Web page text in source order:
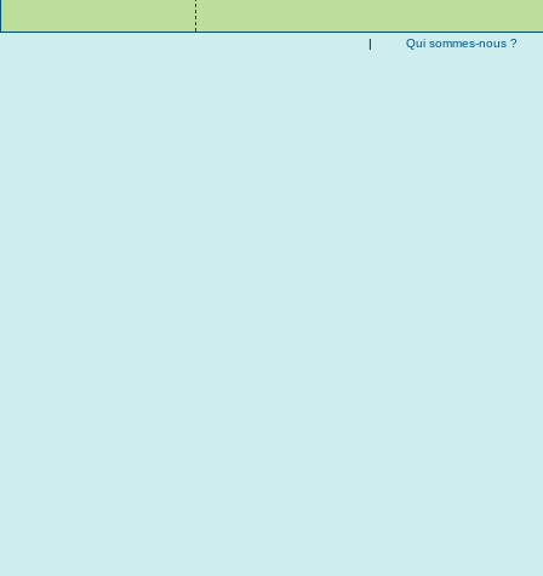
| Qui sommes-nous ?